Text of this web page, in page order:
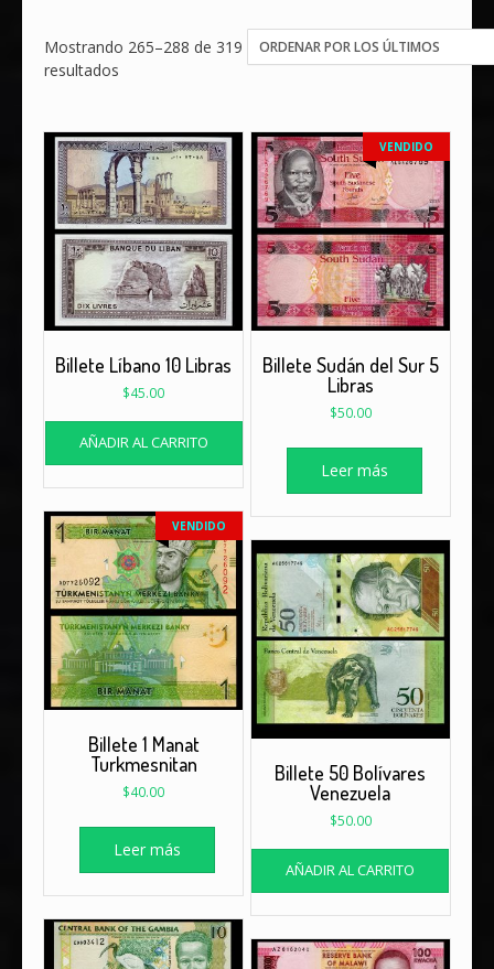
Mostrando 265–288 de 319
resultados
últimos
Billete Líbano 10 Libras
$45.00
AÑADIR AL CARRITO
VENDIDO
Billete Sudán del Sur 5
Libras
$50.00
Leer más
VENDIDO
Billete 1 Manat
Turkmesnitan
$40.00
Leer más
Billete 50 Bolívares
Venezuela
$50.00
AÑADIR AL CARRITO